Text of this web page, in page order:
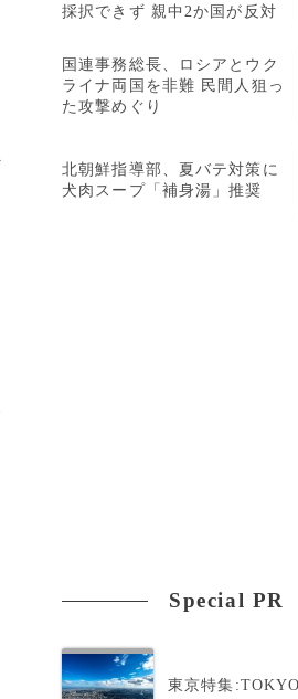
採択できず 親中2か国が反対
国連事務総長、ロシアとウク
ライナ両国を非難 民間人狙っ
た攻撃めぐり
北朝鮮指導部、夏バテ対策に
犬肉スープ「補身湯」推奨
Special PR
東京特集